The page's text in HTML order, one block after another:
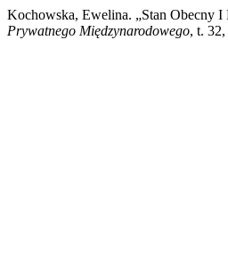
Kochowska, Ewelina. „Stan Obecny
Prywatnego Międzynarodowego, t.